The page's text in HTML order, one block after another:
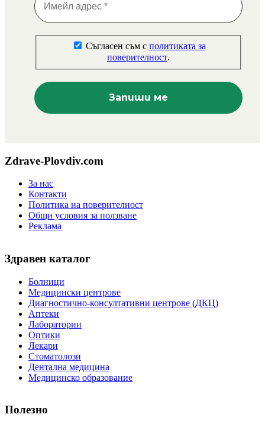
Съгласен съм с политиката за
поверителност.
Zdrave-Plovdiv.com
За нас
Контакти
Политика на поверителност
Общи условия за ползване
Реклама
Здравен каталог
Болници
Медицински центрове
Диагностично-консултативни центрове (ДКЦ)
Аптеки
Лаборатории
Оптики
Лекари
Стоматолози
Дентална медицина
Медицинско образование
Полезно